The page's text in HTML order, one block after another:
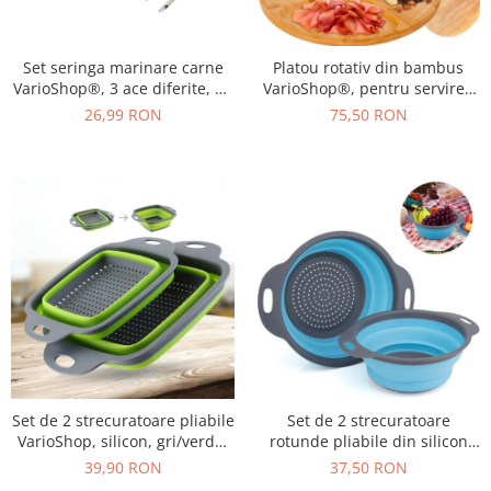
Set seringa marinare carne
VarioShop®, 3 ace diferite, 30
ml, inox, 22 cm, Transparent /
26,99 RON
Platou rotativ din bambus
VarioShop®, pentru servirea
gustarilor, aperitivelor si
75,50 RON
Set de 2 strecuratoare pliabile
VarioShop, silicon, gri/verde,
29x22cm si 24.5x18.5 cm
39,90 RON
Set de 2 strecuratoare
rotunde pliabile din silicon
VarioShop®, design inteligent
37,50 RON